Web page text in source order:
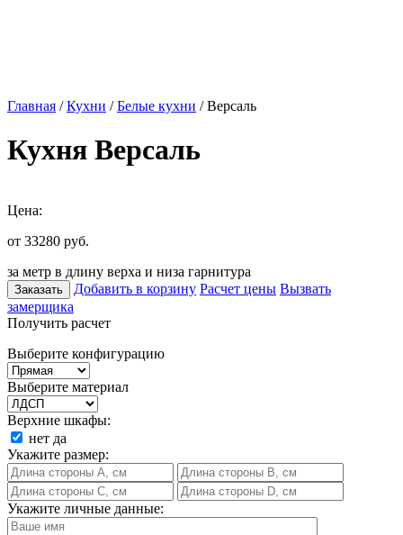
Главная /Кухни /Белые кухни / Версаль
Кухня Версаль
Цена:
от 33280 руб.
за метр в длину верха и низа гарнитура
Заказать Добавить в корзину Расчет цены Вызвать
замерщика
Получить расчет
Выберите конфигурацию
Выберите материал
Верхние шкафы:
нет да
Укажите размер:
Укажите личные данные: